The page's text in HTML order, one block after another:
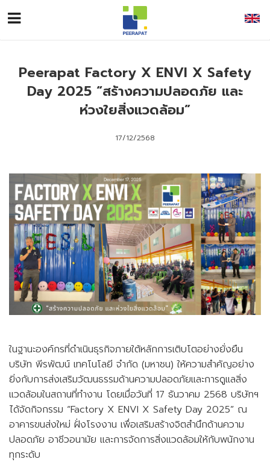
หน้าหลัก
เกี่ยวกับเรา
กลุ่มผลิตภัณฑ์ซักรีด กลุ่มผลิตภัณฑ์ฆ่าเชื้อ
กลุ่มผลิตภัณฑ์ครัว กลุ่มผลิตภัณฑ์บิวดิ้งแคร์
กลุ่มผลิตภัณฑ์ครัวเรือน กลุ่มผลิตภัณฑ์สระว่ายน้ำ
ข้อมูลผู้ถือหุ้น
รายงานประจำปี
แบบ 56-1
ประชุมผู้ถือหุ้น
รายงานทางการเงิน
กำกับดูแลกิจการ
หลักการกำกับดูแลกิจการที่ดีของบริษัท
หลักจริยธรรม
ข้อบังคับ
ความยั่งยืน
รายงานผลการดำเนินงานด้าน ESG
ข่าว
ข่าวสาร อีเว้นท์
กิจกรรม ESG ความรับผิดชอบต่อสังคม
ติดต่อ
ร้องเรียน
Peerapat Factory X ENVI X Safety
Day 2025 “สร้างความปลอดภัย และ
ห่วงใยสิ่งแวดล้อม”
17/12/2568
ในฐานะองค์กรที่ดำเนินธุรกิจภายใต้หลักการเติบโตอย่างยั่งยืน
บริษัท พีรพัฒน์ เทคโนโลยี จำกัด (มหาชน) ให้ความสำคัญอย่าง
ยิ่งกับการส่งเสริมวัฒนธรรมด้านความปลอดภัยและการดูแลสิ่ง
แวดล้อมในสถานที่ทำงาน โดยเมื่อวันที่ 17 ธันวาคม 2568 บริษัทฯ
ได้จัดกิจกรรม “Factory X ENVI X Safety Day 2025” ณ
อาคารขนส่งใหม่ ฝั่งโรงงาน เพื่อเสริมสร้างจิตสำนึกด้านความ
ปลอดภัย อาชีวอนามัย และการจัดการสิ่งแวดล้อมให้กับพนักงาน
ทุกระดับ